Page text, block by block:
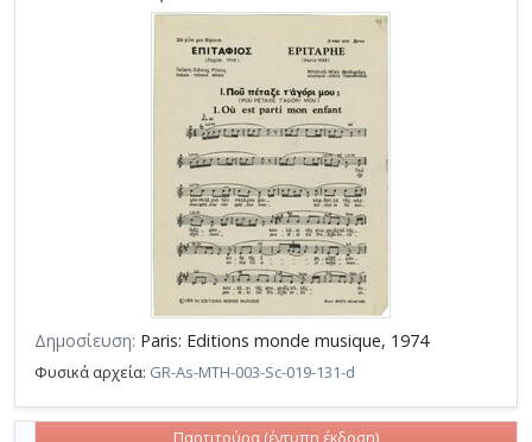
Δημοσίευση: Paris: Editions monde musique, 1974
Φυσικά αρχεία: GR-As-MTH-003-Sc-019-131-d